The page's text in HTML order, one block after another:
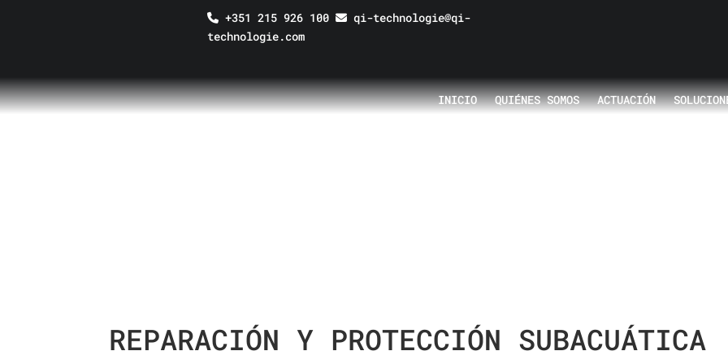
+351 215 926 100
qi-technologie@qi-
technologie.com
INICIO QUIÉNES SOMOS ACTUACIÓN
REPARACIÓN Y PROTECCIÓN SUBACUÁTICA